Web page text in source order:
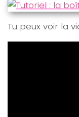
Tu peux voir la